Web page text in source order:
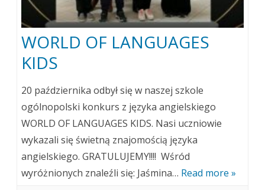
WORLD OF LANGUAGES
KIDS
20 października odbył się w naszej szkole
ogólnopolski konkurs z języka angielskiego
WORLD OF LANGUAGES KIDS. Nasi uczniowie
wykazali się świetną znajomością języka
angielskiego. GRATULUJEMY!!!! Wśród
wyróżnionych znaleźli się: Jaśmina… Read more »